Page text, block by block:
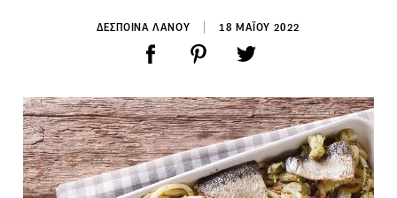
ΔΕΣΠΟΙΝΑ ΛΑΝΟΥ 18 ΜΑΪΟΥ 2022